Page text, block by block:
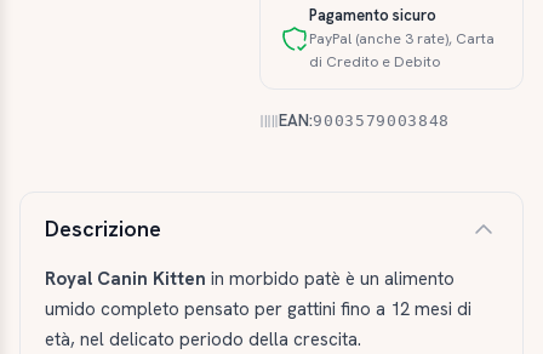
Pagamento sicuro
PayPal (anche 3 rate), Carta
di Credito e Debito
EAN:9003579003848
Descrizione
Royal Canin Kitten in morbido patè è un alimento
umido completo pensato per gattini fino a 12 mesi di
età, nel delicato periodo della crescita.